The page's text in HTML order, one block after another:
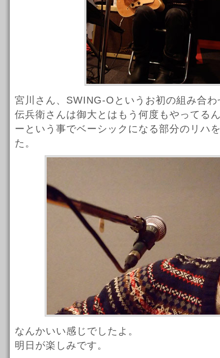
宮川さん、SWING-Oというお初の組み合
伝兵衛さんは御大とはもう何度もやってる
ーという事でベーシックになる部分のリハ
た。
なんかいい感じでしたよ。
明日が楽しみです。